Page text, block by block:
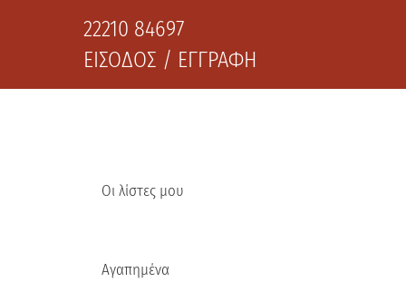
22210 84697
ΕΙΣΟΔΟΣ / ΕΓΓΡΑΦΗ
Οι λίστες μου
Αγαπημένα